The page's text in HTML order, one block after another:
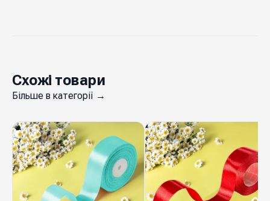
Схожі товари
Більше в категорії →